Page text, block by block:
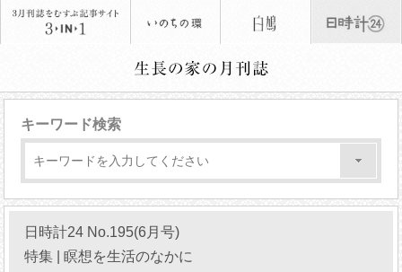
キーワード検索
日時計24 No.195(6月号)
特集 | 瞑想を生活のなかに